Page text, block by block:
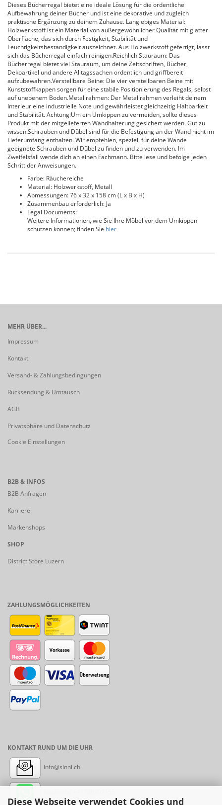
Diese Webseite verwendet Cookies und
Dieses Bücherregal bietet eine ideale Lösung für die ordentliche
Aufbewahrung deiner Bücher und ist eine dekorative und zugleich
praktische Ergänzung zu deinem Zuhause. Langlebiges Material:
Holzwerkstoff ist ein Material von außergewöhnlicher Qualität mit glatter
Oberfläche, das sich durch Festigkeit, Stabilität und
Feuchtigkeitsbeständigkeit auszeichnet. Aus Holzwerkstoff gefertigt, lässt
sich das Bücherregal einfach reinigen.Reichlich Stauraum: Das
Bücherregal bietet viel Stauraum, um deine Zeitschriften, Bücher,
Dekoartikel und andere Alltagssachen ordentlich und griffbereit
aufzubewahren.Verstellbare Beine: Die vier verstellbaren Beine mit
Kunststoffkappen sorgen für eine stabile Positionierung des Regals, selbst
auf unebenem Boden.Metallrahmen: Der Metallrahmen verleiht deinem
Interieur eine industrielle Note und gewährleistet gleichzeitig Haltbarkeit
und Stabilität. Achtung:Um ein Umkippen zu vermeiden, sollte dieses
Produkt mit der mitgelieferten Wandhalterung gesichert werden. Gut zu
wissen:Schrauben und Dübel sind für die Befestigung an der Wand nicht im
Lieferumfang enthalten. Wir empfehlen, speziell für deine Wände
geeignete Schrauben und Dübel zu finden und zu verwenden. Im
Zweifelsfall wende dich an einen Fachmann. Bitte lese und befolge jeden
Schritt der Anweisungen.
Farbe: Räuchereiche
Material: Holzwerkstoff, Metall
Abmessungen: 76 x 32 x 158 cm (L x B x H)
Zusammenbau erforderlich: Ja
Legal Documents:
Weitere Informationen, wie Sie Ihre Möbel vor dem Umkippen
schützen können; finden Sie hier
MEHR ÜBER...
Impressum
Kontakt
Versand- & Zahlungsbedingungen
Rücksendung & Umtausch
AGB
Privatsphäre und Datenschutz
Cookie Einstellungen
B2B & INFOS
B2B Anfragen
Karriere
Markenshops
SHOP
District Store Luzern
ZAHLUNGSMÖGLICHKEITEN
KONTAKT RUND UM DIE UHR
info@sinni.ch